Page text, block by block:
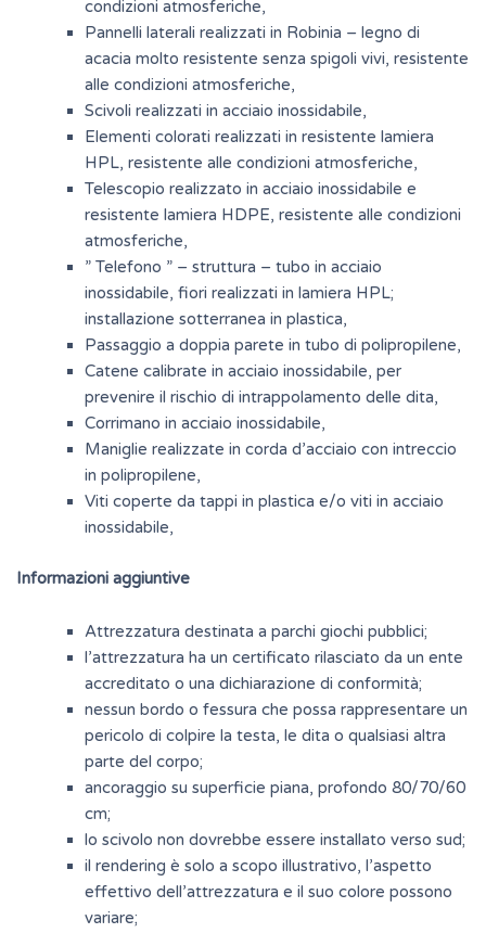
condizioni atmosferiche,
Pannelli laterali realizzati in Robinia – legno di
acacia molto resistente senza spigoli vivi, resistente
alle condizioni atmosferiche,
Scivoli realizzati in acciaio inossidabile,
Elementi colorati realizzati in resistente lamiera
HPL, resistente alle condizioni atmosferiche,
Telescopio realizzato in acciaio inossidabile e
resistente lamiera HDPE, resistente alle condizioni
atmosferiche,
” Telefono ” – struttura – tubo in acciaio
inossidabile, fiori realizzati in lamiera HPL;
installazione sotterranea in plastica,
Passaggio a doppia parete in tubo di polipropilene,
Catene calibrate in acciaio inossidabile, per
prevenire il rischio di intrappolamento delle dita,
Corrimano in acciaio inossidabile,
Maniglie realizzate in corda d’acciaio con intreccio
in polipropilene,
Viti coperte da tappi in plastica e/o viti in acciaio
inossidabile,
Informazioni aggiuntive
Attrezzatura destinata a parchi giochi pubblici;
l’attrezzatura ha un certificato rilasciato da un ente
accreditato o una dichiarazione di conformità;
nessun bordo o fessura che possa rappresentare un
pericolo di colpire la testa, le dita o qualsiasi altra
parte del corpo;
ancoraggio su superficie piana, profondo 80/70/60
cm;
lo scivolo non dovrebbe essere installato verso sud;
il rendering è solo a scopo illustrativo, l’aspetto
effettivo dell’attrezzatura e il suo colore possono
variare;